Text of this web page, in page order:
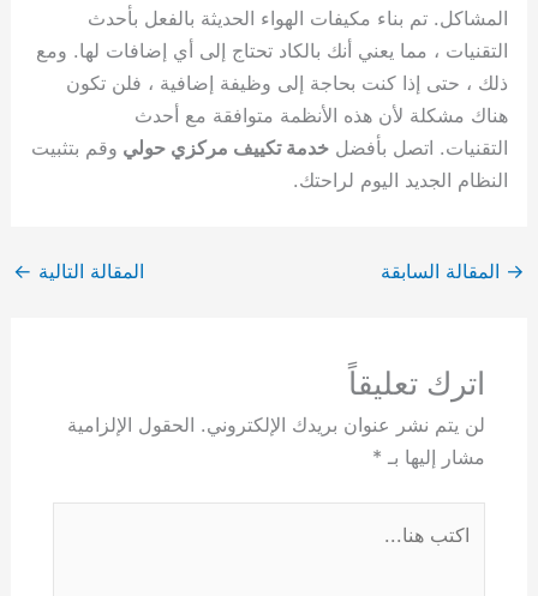
المشاكل. تم بناء مكيفات الهواء الحديثة بالفعل بأحدث
التقنيات ، مما يعني أنك بالكاد تحتاج إلى أي إضافات لها. ومع
ذلك ، حتى إذا كنت بحاجة إلى وظيفة إضافية ، فلن تكون
هناك مشكلة لأن هذه الأنظمة متوافقة مع أحدث
التقنيات. اتصل بأفضلخدمة تكييف مركزي حولي وقم بتثبيت
النظام الجديد اليوم لراحتك.
→ المقالة السابقة المقالة التالية ←
اترك تعليقاً
لن يتم نشر عنوان بريدك الإلكتروني. الحقول الإلزامية
مشار إليها بـ *
هنا...